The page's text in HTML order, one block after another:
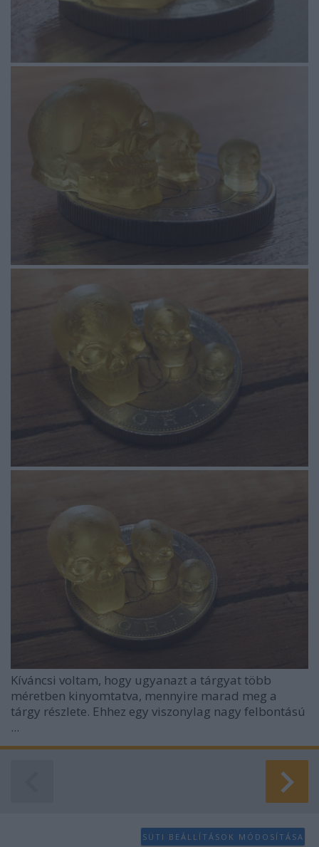
Kíváncsi voltam, hogy ugyanazt a tárgyat több
méretben kinyomtatva, mennyire marad meg a
tárgy részlete. Ehhez egy viszonylag nagy felbontású
...
SÜTI BEÁLLÍTÁSOK MÓDOSÍTÁSA